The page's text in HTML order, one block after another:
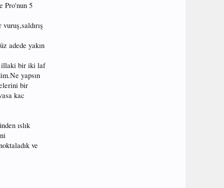
Pro'nun 5
adede yakın
illaki bir iki laf
yapsın
bir
kac
ıslık
ve